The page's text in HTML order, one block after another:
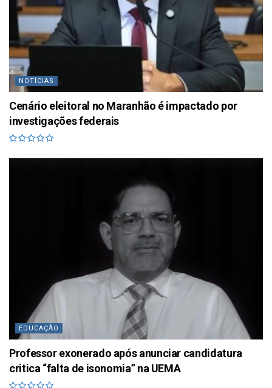
NOTÍCIAS
Cenário eleitoral no Maranhão é impactado por
investigações federais
EDUCAÇÃO
Professor exonerado após anunciar candidatura
critica “falta de isonomia” na UEMA